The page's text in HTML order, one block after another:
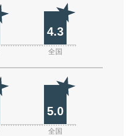
4.3
全国
5.0
全国